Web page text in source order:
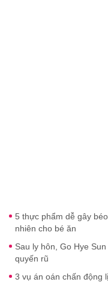
5 thực phẩm dễ gây
nhiên cho bé ăn
Sau ly hôn, Go Hye
quyến rũ
3 vụ án oán chấn động